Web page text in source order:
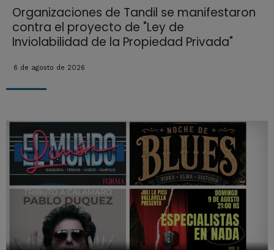
Organizaciones de Tandil se manifestaron
contra el proyecto de "Ley de
Inviolabilidad de la Propiedad Privada"
6 de agosto de 2026